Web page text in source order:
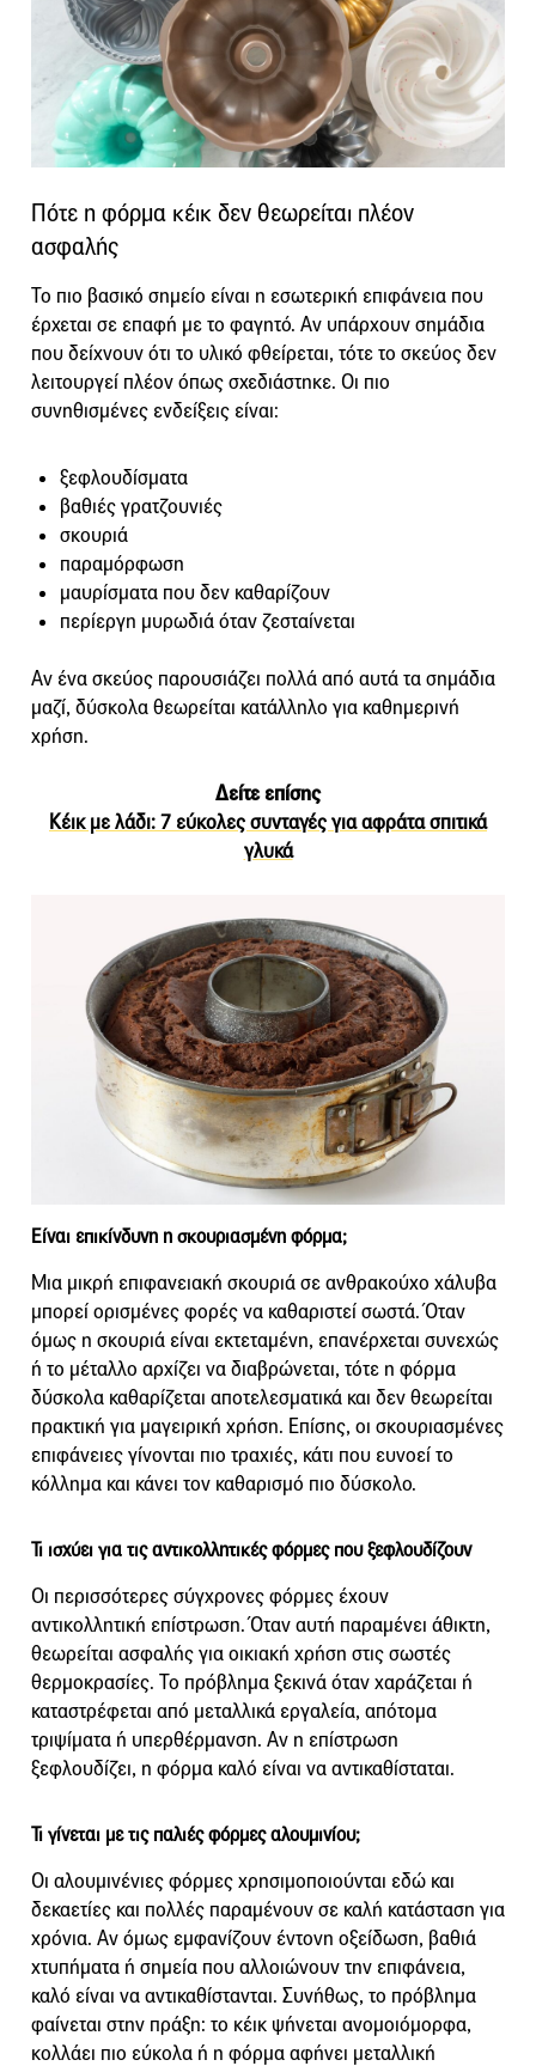
Πότε η φόρμα κέικ δεν θεωρείται πλέον
ασφαλής
Το πιο βασικό σημείο είναι η εσωτερική επιφάνεια που
έρχεται σε επαφή με το φαγητό. Αν υπάρχουν σημάδια
που δείχνουν ότι το υλικό φθείρεται, τότε το σκεύος δεν
λειτουργεί πλέον όπως σχεδιάστηκε. Οι πιο
συνηθισμένες ενδείξεις είναι:
ξεφλουδίσματα
βαθιές γρατζουνιές
σκουριά
παραμόρφωση
μαυρίσματα που δεν καθαρίζουν
περίεργη μυρωδιά όταν ζεσταίνεται
Αν ένα σκεύος παρουσιάζει πολλά από αυτά τα σημάδια
μαζί, δύσκολα θεωρείται κατάλληλο για καθημερινή
χρήση.
Δείτε επίσης
Κέικ με λάδι: 7 εύκολες συνταγές για αφράτα σπιτικά
γλυκά
Είναι επικίνδυνη η σκουριασμένη φόρμα;
Μια μικρή επιφανειακή σκουριά σε ανθρακούχο χάλυβα
μπορεί ορισμένες φορές να καθαριστεί σωστά. Όταν
όμως η σκουριά είναι εκτεταμένη, επανέρχεται συνεχώς
ή το μέταλλο αρχίζει να διαβρώνεται, τότε η φόρμα
δύσκολα καθαρίζεται αποτελεσματικά και δεν θεωρείται
πρακτική για μαγειρική χρήση. Επίσης, οι σκουριασμένες
επιφάνειες γίνονται πιο τραχιές, κάτι που ευνοεί το
κόλλημα και κάνει τον καθαρισμό πιο δύσκολο.
Τι ισχύει για τις αντικολλητικές φόρμες που ξεφλουδίζουν
Οι περισσότερες σύγχρονες φόρμες έχουν
αντικολλητική επίστρωση. Όταν αυτή παραμένει άθικτη,
θεωρείται ασφαλής για οικιακή χρήση στις σωστές
θερμοκρασίες. Το πρόβλημα ξεκινά όταν χαράζεται ή
καταστρέφεται από μεταλλικά εργαλεία, απότομα
τριψίματα ή υπερθέρμανση. Αν η επίστρωση
ξεφλουδίζει, η φόρμα καλό είναι να αντικαθίσταται.
Τι γίνεται με τις παλιές φόρμες αλουμινίου;
Οι αλουμινένιες φόρμες χρησιμοποιούνται εδώ και
δεκαετίες και πολλές παραμένουν σε καλή κατάσταση για
χρόνια. Αν όμως εμφανίζουν έντονη οξείδωση, βαθιά
χτυπήματα ή σημεία που αλλοιώνουν την επιφάνεια,
καλό είναι να αντικαθίστανται. Συνήθως, το πρόβλημα
φαίνεται στην πράξη: το κέικ ψήνεται ανομοιόμορφα,
κολλάει πιο εύκολα ή η φόρμα αφήνει μεταλλική